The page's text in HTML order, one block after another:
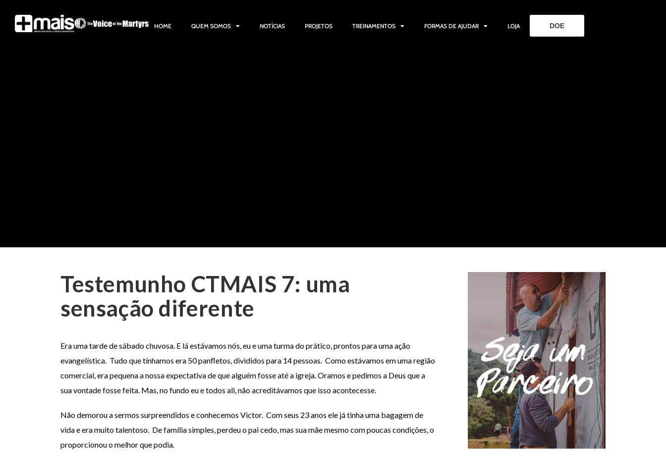
HOME QUEM SOMOS NOTÍCIAS PROJETOS TREINAMENTOS FORMAS DE AJUDAR LOJA DOE
Testemunho CTMAIS 7: uma
sensação diferente
Era uma tarde de sábado chuvosa. E lá estávamos nós, eu e uma turma do prático, prontos para uma ação
evangelística. Tudo que tínhamos era 50 panfletos, divididos para 14 pessoas. Como estávamos em uma região
comercial, era pequena a nossa expectativa de que alguém fosse até a igreja. Oramos e pedimos a Deus que a
sua vontade fosse feita. Mas, no fundo eu e todos ali, não acreditávamos que isso acontecesse.
Não demorou a sermos surpreendidos e conhecemos Victor. Com seus 23 anos ele já tinha uma bagagem de
vida e era muito talentoso. De família simples, perdeu o pai cedo, mas sua mãe mesmo com poucas condições, o
proporcionou o melhor que podia.